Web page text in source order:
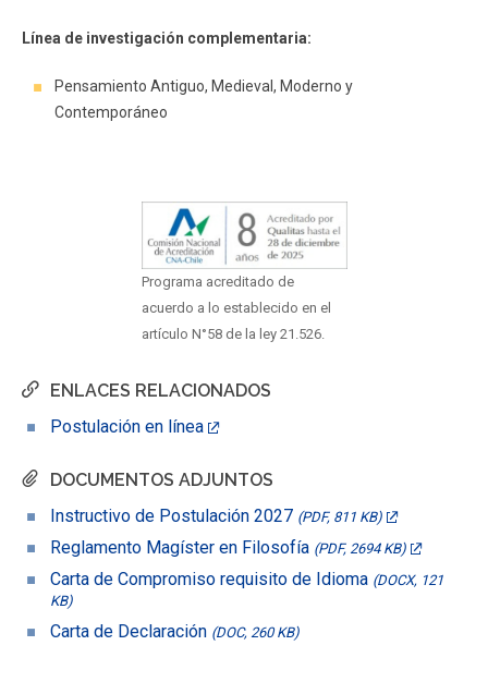
Programa acreditado de
acuerdo a lo establecido en el
artículo N°58 de la ley 21.526.
ENLACES RELACIONADOS
Postulación en línea
DOCUMENTOS ADJUNTOS
Instructivo de Postulación 2027 (PDF, 811 KB)
Reglamento Magíster en Filosofía (PDF, 2694 KB)
Carta de Compromiso requisito de Idioma (DOCX, 121
KB)
Carta de Declaración (DOC, 260 KB)
Línea de investigación complementaria:
Pensamiento Antiguo, Medieval, Moderno y
Contemporáneo